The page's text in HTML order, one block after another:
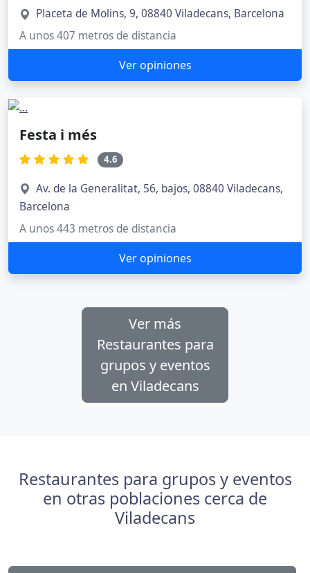
Placeta de Molins, 9, 08840 Viladecans, Barcelona
A unos 407 metros de distancia
Ver opiniones
Festa i més
4.6
Av. de la Generalitat, 56, bajos, 08840 Viladecans,
Barcelona
A unos 443 metros de distancia
Ver opiniones
Ver más
Restaurantes para
grupos y eventos
en Viladecans
Restaurantes para grupos y eventos
en otras poblaciones cerca de
Viladecans